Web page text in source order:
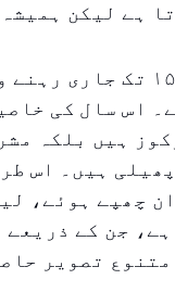
ہے لیکن
۱۲ روزہ تقریب،
اس سال کی
ہیں بلکہ
ہیں۔ اس
چھپے ہوئے،
جن کے ذریعے
تصویر